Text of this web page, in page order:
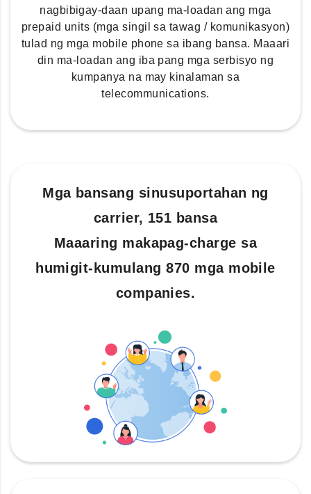
nagbibigay-daan upang ma-loadan ang mga
prepaid units (mga singil sa tawag / komunikasyon)
tulad ng mga mobile phone sa ibang bansa. Maaari
din ma-loadan ang iba pang mga serbisyo ng
kumpanya na may kinalaman sa
telecommunications.
Mga bansang sinusuportahan ng
carrier, 151 bansa
Maaaring makapag-charge sa
humigit-kumulang 870 mga mobile
companies.